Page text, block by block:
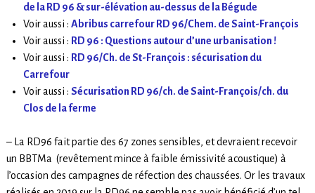
de la RD 96 & sur-élévation au-dessus de la Bégude
Voir aussi : Abribus carrefour RD 96/Chem. de Saint-François
Voir aussi : RD 96 : Questions autour d’une urbanisation !
Voir aussi : RD 96/Ch. de St-François : sécurisation du
Carrefour
Voir aussi : Sécurisation RD 96/ch. de Saint-François/ch. du
Clos de la ferme
– La RD96 fait partie des 67 zones sensibles, et devraient recevoir
un BBTMa (revêtement mince à faible émissivité acoustique) à
l’occasion des campagnes de réfection des chaussées. Or les travaux